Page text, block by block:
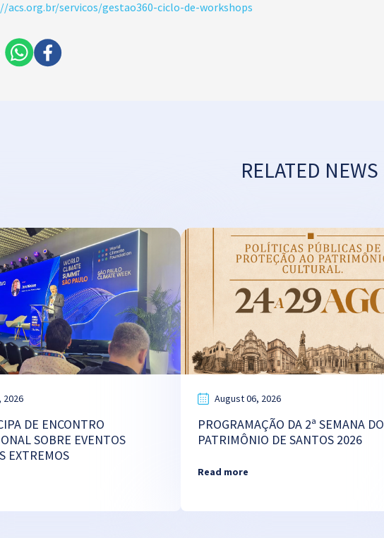
acs.org.br/servicos/gestao360-ciclo-de-workshops
RELATED NEWS
2026
DE ENCONTRO
SOBRE EVENTOS
EXTREMOS
August 06, 2026
PROGRAMAÇÃO DA 2ª SEMANA DO
PATRIMÔNIO DE SANTOS 2026
Read more